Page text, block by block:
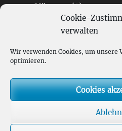
Cookie-
verwalten
Wir verwenden Cookies, um unsere
optimieren.
Cookies
März 2021(4)
Februar 2021(2)
November 2020(1)
Links
Kontakt
Impressum
Datenschutz